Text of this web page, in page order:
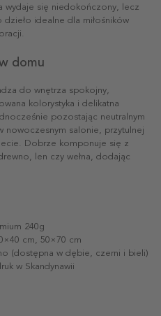
wydaje się niedokończony, lecz
dzieło idealne dla miłośników
domu
do wnętrza spokojny,
kolorystyka i delikatna
pozostając neutralnym
nowoczesnym salonie, przytulnej
Dobrze komponuje się z
len czy wełna, dodając
240g
cm, 50×70 cm
(dostępna w dębie, czerni i bieli)
w Skandynawii